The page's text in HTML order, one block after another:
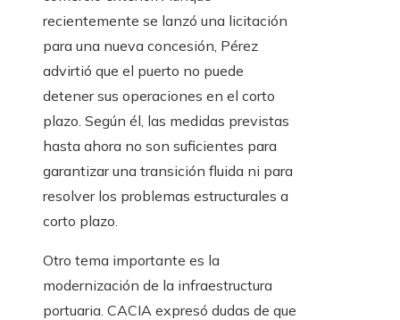
recientemente se lanzó una licitación
para una nueva concesión, Pérez
advirtió que el puerto no puede
detener sus operaciones en el corto
plazo. Según él, las medidas previstas
hasta ahora no son suficientes para
garantizar una transición fluida ni para
resolver los problemas estructurales a
corto plazo.
Otro tema importante es la
modernización de la infraestructura
portuaria. CACIA expresó dudas de que